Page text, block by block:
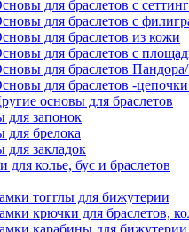
для браслетов с
для браслетов с
для браслетов из кожи
для браслетов с
для браслетов Пандора/
для браслетов -
основы для браслетов
для запонок
для брелока
для закладок
для колье, бус и браслетов
тогглы для бижутерии
крючки для браслетов,
карабины для бижутерии